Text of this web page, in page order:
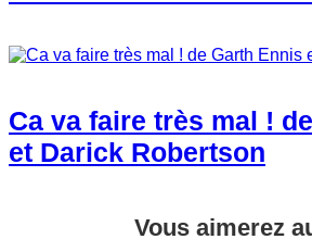
Ca va faire très mal !
et Darick Robertson
Vous aimerez